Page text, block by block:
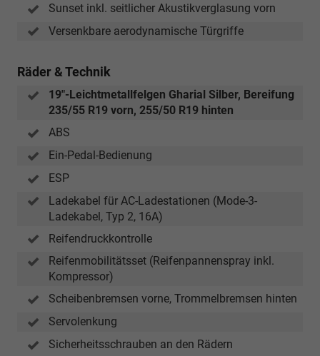
Sunset inkl. seitlicher Akustikverglasung vorn
Versenkbare aerodynamische Türgriffe
Räder & Technik
19"-Leichtmetallfelgen Gharial Silber, Bereifung
235/55 R19 vorn, 255/50 R19 hinten
ABS
Ein-Pedal-Bedienung
ESP
Ladekabel für AC-Ladestationen (Mode-3-
Ladekabel, Typ 2, 16A)
Reifendruckkontrolle
Reifenmobilitätsset (Reifenpannenspray inkl.
Kompressor)
Scheibenbremsen vorne, Trommelbremsen hinten
Servolenkung
Sicherheitsschrauben an den Rädern